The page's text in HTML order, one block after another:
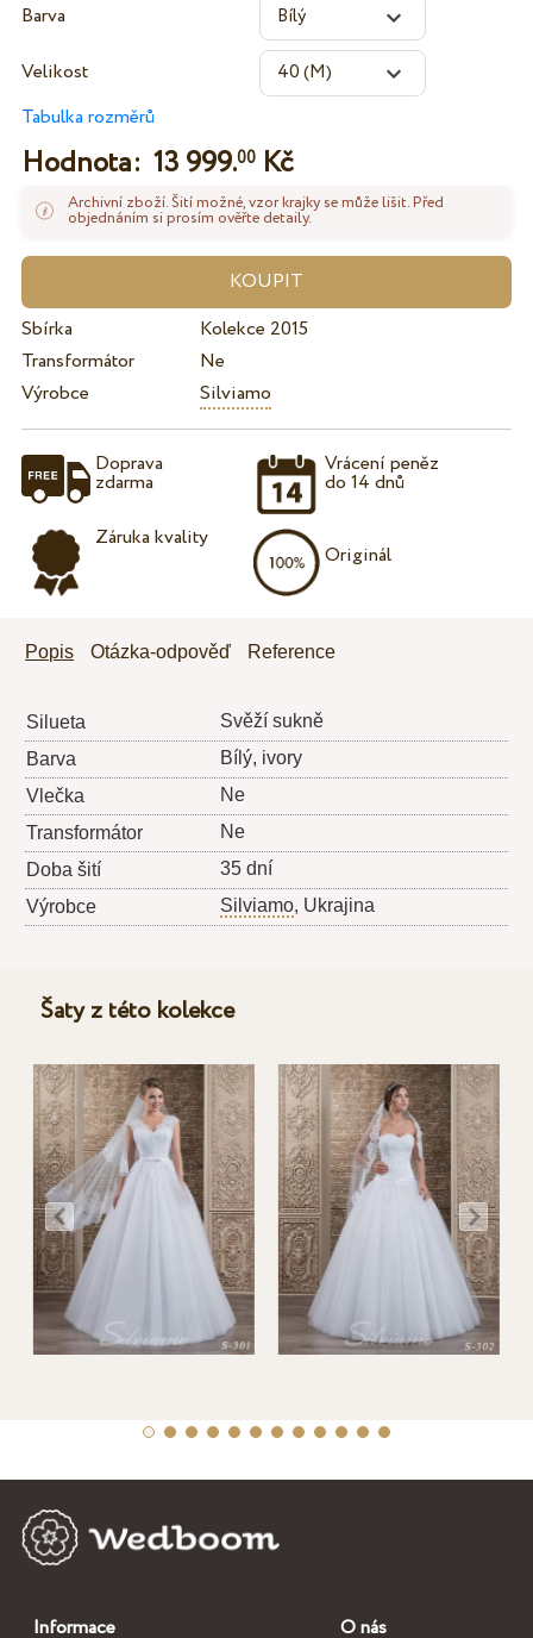
Barva
Velikost
Tabulka rozměrů
Hodnota: 13 999.00Kč
Archivní zboží. Šití možné, vzor krajky se může lišit. Před
objednáním si prosím ověřte detaily.
Sbírka
Kolekce 2015
Transformátor
Ne
Výrobce
Silviamo
Doprava
zdarma
Záruka kvality
Vrácení peněz
do 14 dnů
Originál
Popis Otázka-odpověď Reference
Silueta
Svěží sukně
Barva
Bílý, ivory
Vlečka
Ne
Transformátor
Ne
Doba šití
35 dní
Výrobce
Silviamo, Ukrajina
Šaty z této kolekce
Informace O nás